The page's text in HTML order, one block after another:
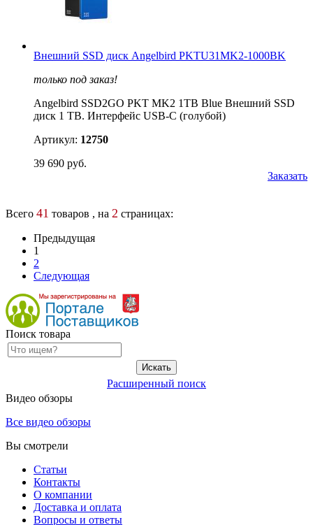
Внешний SSD диск Angelbird PKTU31MK2-1000BK
только под заказ!
Angelbird SSD2GO PKT MK2 1TB Blue Внешний SSD
диск 1 TB. Интерфейс USB-C (голубой)
Артикул: 12750
39 690 руб.
Заказать
Всего 41 товаров , на 2 страницах:
Предыдущая
1
2
Следующая
Поиск товара
Расширенный поиск
Видео обзоры
Все видео обзоры
Вы смотрели
Статьи
Контакты
О компании
Доставка и оплата
Вопросы и ответы